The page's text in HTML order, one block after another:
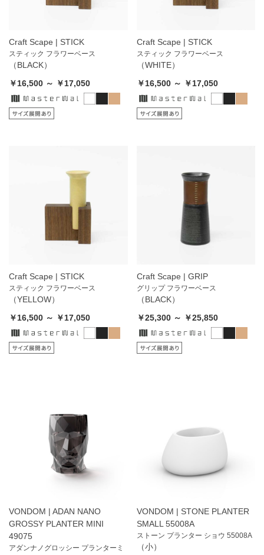
Craft Scape | STICK
スティック フラワーベース
（BLACK）
￥16,500 ～ ￥17,050
Craft Scape | STICK
スティック フラワーベース
（WHITE）
￥16,500 ～ ￥17,050
Craft Scape | STICK
スティック フラワーベース
（YELLOW）
￥16,500 ～ ￥17,050
Craft Scape | GRIP
グリップ フラワーベース
（BLACK）
￥25,300 ～ ￥25,850
VONDOM | ADAN NANO
GROSSY PLANTER MINI
49075
アダンナノグロッシー プランターミ
VONDOM | STONE PLANTER
SMALL 55008A
ストーン プランター ショウ 55008A
（小）